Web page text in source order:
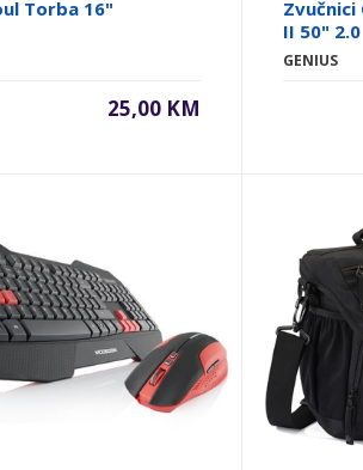
Torba 16"
25,00 KM
Zvučnici
II 50" 2.0
GENIUS